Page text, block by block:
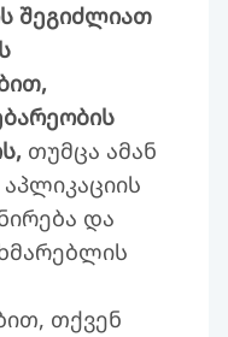
შეგიძლიათ
თუმცა ამან
და
თქვენ